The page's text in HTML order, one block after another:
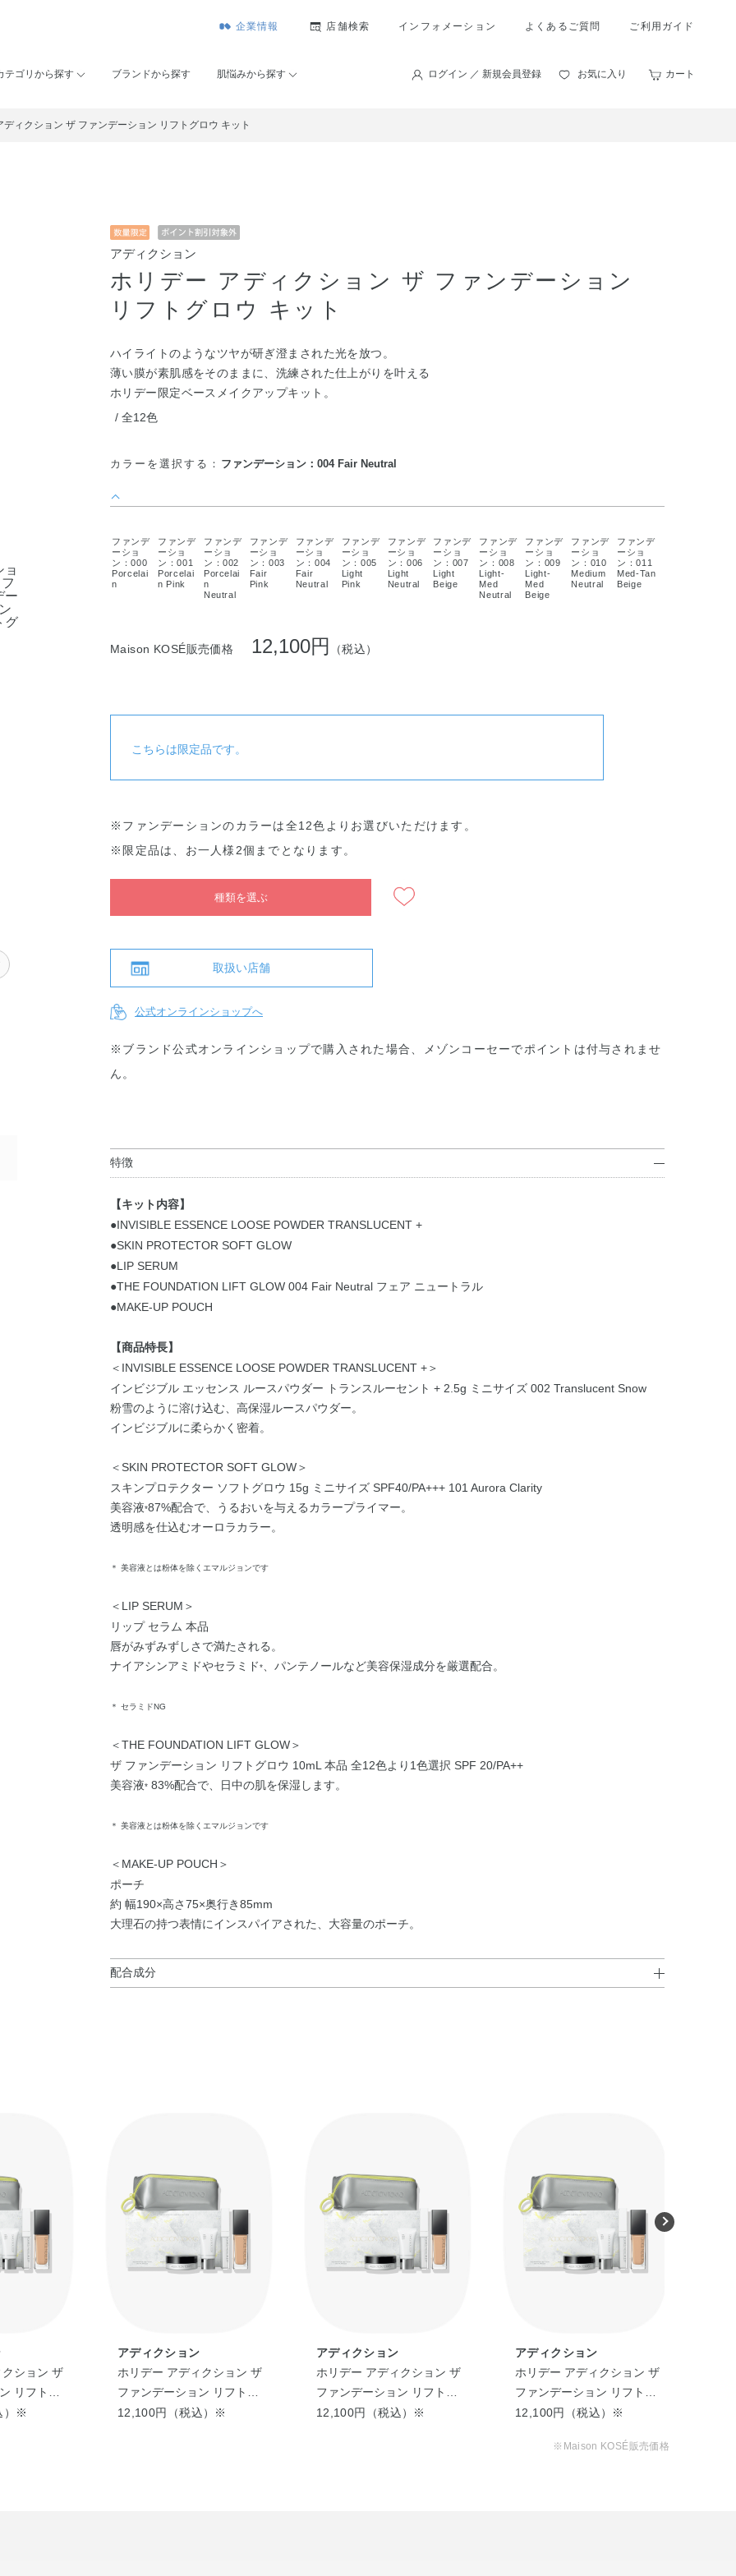
企業情報 店舗検索 インフォメーション よくあるご質問 ご利用ガイド
テゴリから探す ブランドから探す 肌悩みから探す ログイン ／ 新規会員登録 お気に入り カート
ディクション ザ ファンデーション リフトグロウ キット
アディクション
ホリデー アディクション ザ ファンデーション
リフトグロウ キット
ハイライトのようなツヤが研ぎ澄まされた光を放つ。
薄い膜が素肌感をそのままに、洗練された仕上がりを叶える
ホリデー限定ベースメイクアップキット。
全12色
カラーを選択する： ファンデーション：004 Fair Neutral
ファンデ
ーショ
ン：000
Porcelai
n
ファンデ
ーショ
ン：001
Porcelai
n Pink
ファンデ
ーショ
ン：002
Porcelai
n
Neutral
ファンデ
ーショ
ン：003
Fair
Pink
ファンデ
ーショ
ン：004
Fair
Neutral
ファンデ
ーショ
ン：005
Light
Pink
ファンデ
ーショ
ン：006
Light
Neutral
ファンデ
ーショ
ン：007
Light
Beige
ファンデ
ーショ
ン：008
Light-
Med
Neutral
ファンデ
ーショ
ン：009
Light-
Med
Beige
ファンデ
ーショ
ン：010
Medium
Neutral
ファンデ
ーショ
ン：011
Med-Tan
Beige
Maison KOSÉ販売価格 12,100円 （税込）
こちらは限定品です。
※ファンデーションのカラーは全12色よりお選びいただけます。
※限定品は、お一人様2個までとなります。
種類を選ぶ
取扱い店舗
公式オンラインショップへ
※ブランド公式オンラインショップで購入された場合、メゾンコーセーでポイントは付与されませ
ん。
特徴
【キット内容】
●INVISIBLE ESSENCE LOOSE POWDER TRANSLUCENT +
●SKIN PROTECTOR SOFT GLOW
●LIP SERUM
●THE FOUNDATION LIFT GLOW 004 Fair Neutral フェア ニュートラル
●MAKE-UP POUCH
【商品特長】
＜INVISIBLE ESSENCE LOOSE POWDER TRANSLUCENT +＞
インビジブル エッセンス ルースパウダー トランスルーセント + 2.5g ミニサイズ 002 Translucent Snow
粉雪のように溶け込む、高保湿ルースパウダー。
インビジブルに柔らかく密着。
＜SKIN PROTECTOR SOFT GLOW＞
スキンプロテクター ソフトグロウ 15g ミニサイズ SPF40/PA+++ 101 Aurora Clarity
美容液*87%配合で、うるおいを与えるカラープライマー。
透明感を仕込むオーロラカラー。
＊ 美容液とは粉体を除くエマルジョンです
＜LIP SERUM＞
リップ セラム 本品
唇がみずみずしさで満たされる。
ナイアシンアミドやセラミド* 、パンテノールなど美容保湿成分を厳選配合。
＊ セラミドNG
＜THE FOUNDATION LIFT GLOW＞
ザ ファンデーション リフトグロウ 10mL 本品 全12色より1色選択 SPF 20/PA++
美容液* 83%配合で、日中の肌を保湿します。
＊ 美容液とは粉体を除くエマルジョンです
＜MAKE-UP POUCH＞
ポーチ
約 幅190×高さ75×奥行き85mm
大理石の持つ表情にインスパイアされた、大容量のポーチ。
配合成分
スベンゾトリアゾリルテトラメチルブチルフェノール・グリセリン・ジエチルアミノヒドロキシベンゾイル
安息香酸ヘキシル・ビスエチルヘキシルオキシフェノールメトキシフェニルトリアジン・ポリシリコーン－
15・ステアリン酸・TEA・オリーブ果実油・カニナバラ果実油・ゴマ種子油・サフラワー油・ジパルミチン
酸アスコルビル・テトラヘキシルデカン酸アスコルビル・トコフェロール・ホホバ種子油・ラベンダー油・
BHT・EDTA－2Na・PEG－10水添ヒマシ油・（アクリル酸Na／アクリロイルジメチルタウリンNa）コポリ
リル－10・レシチン・合成フルオロフロゴパイト・水添レシチン・フェノキシエタノール・マイカ・酸化チ
タン・酸化亜鉛
◆LIP SERUM
水・水添ポリイソブテン・BG・ワセリン・グリセリン・ジグリセリン・トリイソステアリン酸ポリグリセ
ション ザ
リフトグ
）※
アディクション
ホリデー アディクション ザ
ファンデーション リフトグ
ロウ キット
12,100円（税込）※
アディクション
ホリデー アディクション ザ
ファンデーション リフトグ
ロウ キット
12,100円（税込）※
アディクション
ホリデー アディクション ザ
ファンデーション リフトグ
ロウ キット
12,100円（税込）※
※Maison KOSÉ販売価格